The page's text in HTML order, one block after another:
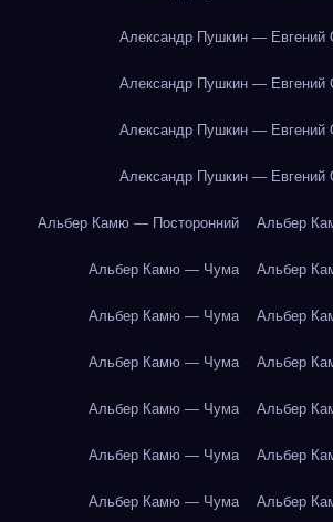
Александр Пушкин — Евгений
Александр Пушкин — Евгений
Александр Пушкин — Евгений
Александр Пушкин — Евгений
Альбер Камю — Посторонний Альбер
Альбер Камю — Чума Альбер
Альбер Камю — Чума Альбер
Альбер Камю — Чума Альбер
Альбер Камю — Чума Альбер
Альбер Камю — Чума Альбер
Альбер Камю — Чума Альбер